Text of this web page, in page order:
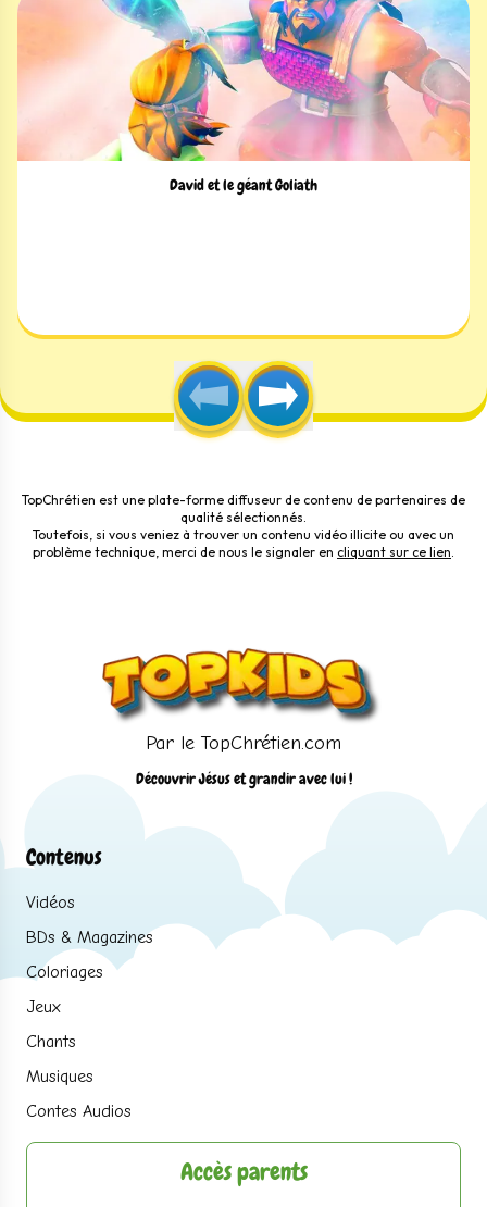
David et le géant Goliath
TopChrétien est une plate-forme diffuseur de contenu de partenaires de
qualité sélectionnés.
Toutefois, si vous veniez à trouver un contenu vidéo illicite ou avec un
problème technique, merci de nous le signaler en cliquant sur ce lien.
Par le TopChrétien.com
Découvrir Jésus et grandir avec lui !
Contenus
Vidéos
BDs & Magazines
Coloriages
Jeux
Chants
Musiques
Contes Audios
Accès parents